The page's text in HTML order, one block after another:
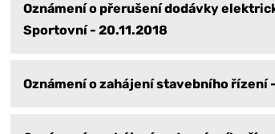
Oznámení o přerušení dodávky
Sportovní - 20.11.2018
Oznámení o zahájení stavebního řízení